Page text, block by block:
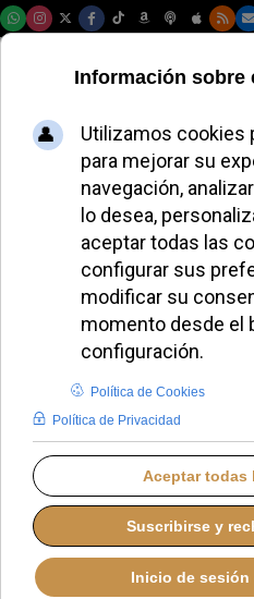
El Papa
aborda
globales
entrevista
Ann Allen
JUEVES, 18 SEPTIEMBRE 2025